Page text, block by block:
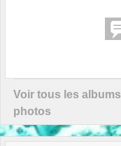
Voir tous les albums
photos